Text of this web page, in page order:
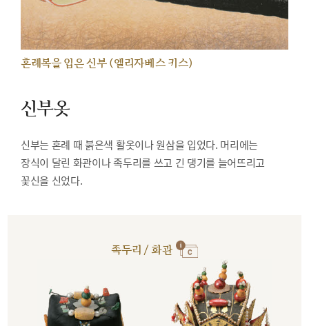
혼례복을 입은 신부 (엘리자베스 키스)
신부옷
신부는 혼례 때 붉은색 활옷이나 원삼을 입었다. 머리에는
장식이 달린 화관이나 족두리를 쓰고 긴 댕기를 늘어뜨리고
꽃신을 신었다.
족두리 / 화관